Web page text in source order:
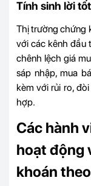
Tính sinh lời tốt
Thị trường chứng
với các kênh đầu
chênh lệch giá
sáp nhập, mua
kèm với rủi ro,
hợp.
Các hành
hoạt động
khoán